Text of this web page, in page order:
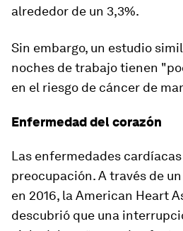
alrededor de un 3,3%.
Sin embargo, un estudio
noches de trabajo tienen
en el riesgo de cáncer de
Enfermedad del corazón
Las enfermedades
preocupación. A través de
en 2016, la American Heart
descubrió que una